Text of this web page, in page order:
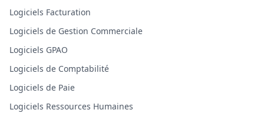
Logiciels Facturation
Logiciels de Gestion Commerciale
Logiciels GPAO
Logiciels de Comptabilité
Logiciels de Paie
Logiciels Ressources Humaines